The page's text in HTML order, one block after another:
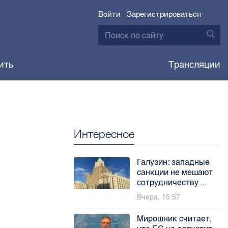
Войти | Зарегистрироваться
Трансляции
Интересное
Галузин: западные
санкции не мешают
сотрудничеству ...
Вчера, 15:57
Мирошник считает,